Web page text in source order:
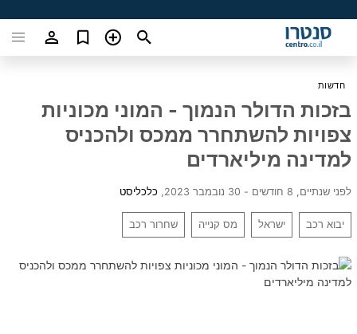
חדשות
בזכות הדולר הנמוך - המוני מכוניות
צפויות להשתחרר ממכס ולהכניס
למדינה מיליארדים
לפני שנתיים, 8 חודשים - 30 נובמבר 2023 כלכליסט
יבוא רכב ישראל מס קנייה שחרור רכב